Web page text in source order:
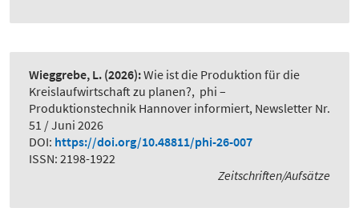
Wieggrebe, L. (2026):Wie ist die Produktion für die
Kreislaufwirtschaft zu planen?, phi –
Produktionstechnik Hannover informiert, Newsletter Nr.
51 / Juni 2026
DOI: https://doi.org/10.48811/phi-26-007
ISSN: 2198-1922
Zeitschriften/Aufsätze